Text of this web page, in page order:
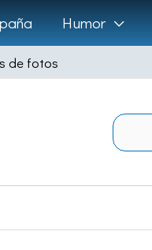
Humor
de fotos